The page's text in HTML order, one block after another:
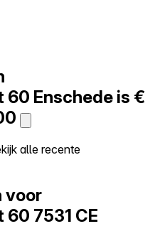
60 Enschede is €
alle recente
voor
60 7531 CE